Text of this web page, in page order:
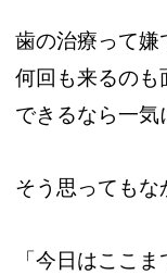
歯の治療って嫌
何回も来るのも
できるなら一
そう思っても
「今日はここま